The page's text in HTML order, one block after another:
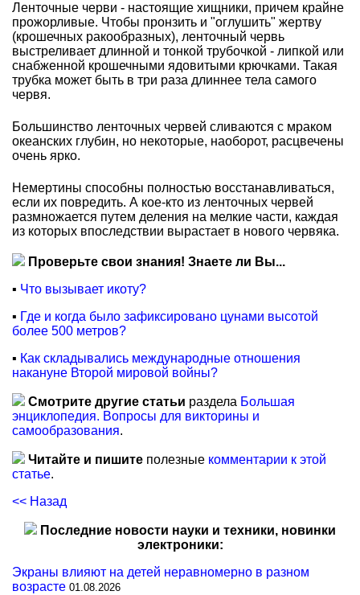
Ленточные черви - настоящие хищники, причем крайне
прожорливые. Чтобы пронзить и "оглушить" жертву
(крошечных ракообразных), ленточный червь
выстреливает длинной и тонкой трубочкой - липкой или
снабженной крошечными ядовитыми крючками. Такая
трубка может быть в три раза длиннее тела самого
червя.
Большинство ленточных червей сливаются с мраком
океанских глубин, но некоторые, наоборот, расцвечены
очень ярко.
Немертины способны полностью восстанавливаться,
если их повредить. А кое-кто из ленточных червей
размножается путем деления на мелкие части, каждая
из которых впоследствии вырастает в нового червяка.
Проверьте свои знания! Знаете ли Вы...
▪ Что вызывает икоту?
▪ Где и когда было зафиксировано цунами высотой
более 500 метров?
▪ Как складывались международные отношения
накануне Второй мировой войны?
Смотрите другие статьи раздела Большая
энциклопедия. Вопросы для викторины и
самообразования.
Читайте и пишите полезные комментарии к этой
статье.
<< Назад
Последние новости науки и техники, новинки
электроники:
Экраны влияют на детей неравномерно в разном
возрасте 01.08.2026